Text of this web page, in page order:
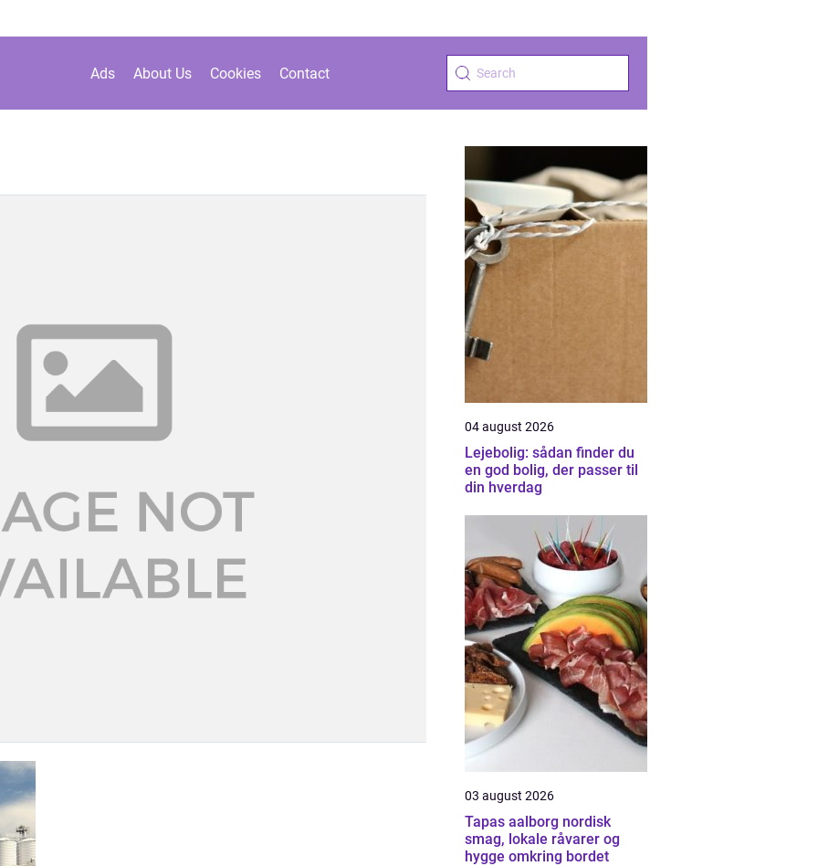
Ads About Us Cookies Contact
04 august 2026
Lejebolig: sådan finder du
en god bolig, der passer til
din hverdag
03 august 2026
Tapas aalborg nordisk
smag, lokale råvarer og
hygge omkring bordet